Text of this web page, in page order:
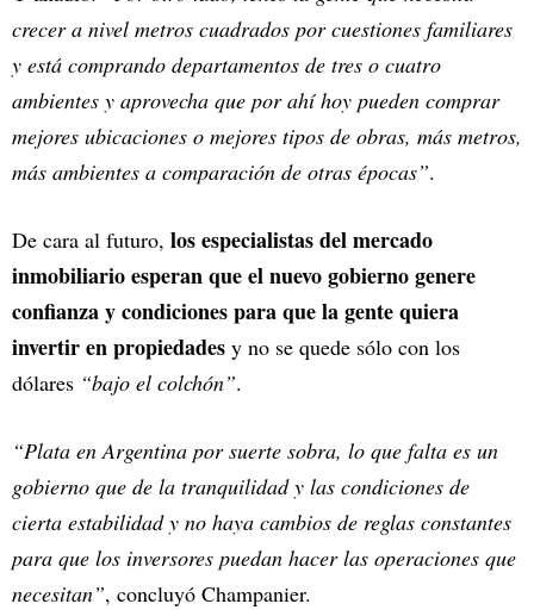
crecer a nivel metros cuadrados por cuestiones familiares
y está comprando departamentos de tres o cuatro
ambientes y aprovecha que por ahí hoy pueden comprar
mejores ubicaciones o mejores tipos de obras, más metros,
más ambientes a comparación de otras épocas”.
De cara al futuro, los especialistas del mercado
inmobiliario esperan que el nuevo gobierno genere
confianza y condiciones para que la gente quiera
invertir en propiedades y no se quede sólo con los
dólares “bajo el colchón”.
“Plata en Argentina por suerte sobra, lo que falta es un
gobierno que de la tranquilidad y las condiciones de
cierta estabilidad y no haya cambios de reglas constantes
para que los inversores puedan hacer las operaciones que
necesitan”, concluyó Champanier.